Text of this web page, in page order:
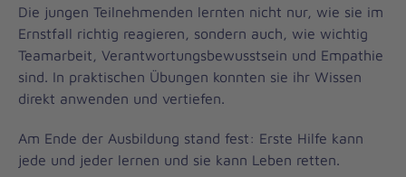
Die jungen Teilnehmenden lernten nicht nur, wie sie im
Ernstfall richtig reagieren, sondern auch, wie wichtig
Teamarbeit, Verantwortungsbewusstsein und Empathie
sind. In praktischen Übungen konnten sie ihr Wissen
direkt anwenden und vertiefen.
Am Ende der Ausbildung stand fest: Erste Hilfe kann
jede und jeder lernen und sie kann Leben retten.